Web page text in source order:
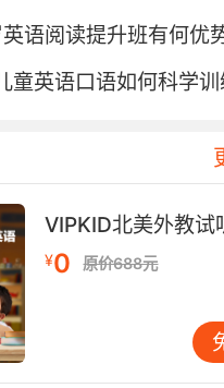
。以VIPKID书单为例
》等文学名著，也包含
独家引进牛津大学出
列。 选材标准严格遵循
：语言复杂度（句长
学员生活经验关联）
引导）。实践证明，
阅读水平的95%-
三、沉浸式教学法创
打破传统教学模式。
绘本激活背景知识；
表演双轨制，如学习
语阅读提升班有何优
童英语口语如何科学训
VIPKID北美外教试
¥0 原价688元